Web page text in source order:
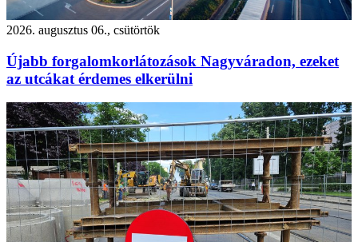
2026. augusztus 06., csütörtök
Újabb forgalomkorlátozások Nagyváradon, ezeket
az utcákat érdemes elkerülni